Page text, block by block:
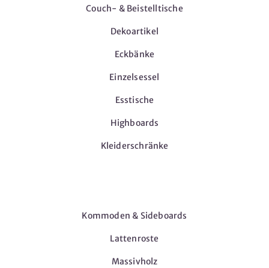
Couch- & Beistelltische
Dekoartikel
Eckbänke
Einzelsessel
Esstische
Highboards
Kleiderschränke
Kommoden & Sideboards
Lattenroste
Massivholz